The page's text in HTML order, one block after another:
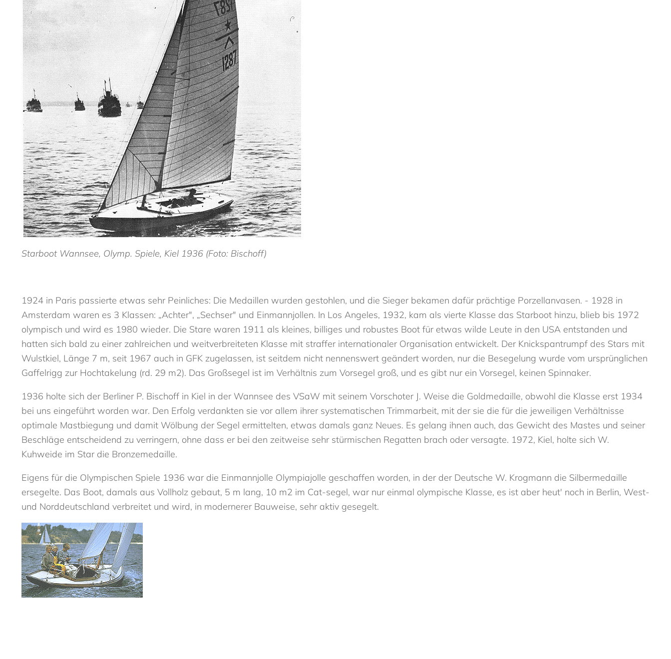
Starboot Wannsee, Olymp. Spiele, Kiel 1936 (Foto: Bischoff)
1924 in Paris passierte etwas sehr Peinliches: Die Medaillen wurden gestohlen, und die Sieger bekamen dafür prächtige Porzellanvasen. - 1928 in
Amsterdam waren es 3 Klassen: „Achter", „Sechser" und Einmannjollen. In Los Angeles, 1932, kam als vierte Klasse das Starboot hinzu, blieb bis 1972
olympisch und wird es 1980 wieder. Die Stare waren 1911 als kleines, billiges und robustes Boot für etwas wilde Leute in den USA entstanden und
hatten sich bald zu einer zahlreichen und weitverbreiteten Klasse mit straffer internationaler Organisation entwickelt. Der Knickspantrumpf des Stars mit
Wulstkiel, Länge 7 m, seit 1967 auch in GFK zugelassen, ist seitdem nicht nennenswert geändert worden, nur die Besegelung wurde vom ursprünglichen
Gaffelrigg zur Hochtakelung (rd. 29 m2). Das Großsegel ist im Verhältnis zum Vorsegel groß, und es gibt nur ein Vorsegel, keinen Spinnaker.
1936 holte sich der Berliner P. Bischoff in Kiel in der Wannsee des VSaW mit seinem Vorschoter J. Weise die Goldmedaille, obwohl die Klasse erst 1934
bei uns eingeführt worden war. Den Erfolg verdankten sie vor allem ihrer systematischen Trimmarbeit, mit der sie die für die jeweiligen Verhältnisse
optimale Mastbiegung und damit Wölbung der Segel ermittelten, etwas damals ganz Neues. Es gelang ihnen auch, das Gewicht des Mastes und seiner
Beschläge entscheidend zu verringern, ohne dass er bei den zeitweise sehr stürmischen Regatten brach oder versagte. 1972, Kiel, holte sich W.
Kuhweide im Star die Bronzemedaille.
Eigens für die Olympischen Spiele 1936 war die Einmannjolle Olympiajolle geschaffen worden, in der der Deutsche W. Krogmann die Silbermedaille
ersegelte. Das Boot, damals aus Vollholz gebaut, 5 m lang, 10 m2 im Cat-segel, war nur einmal olympische Klasse, es ist aber heut' noch in Berlin, West-
und Norddeutschland verbreitet und wird, in modernerer Bauweise, sehr aktiv gesegelt.